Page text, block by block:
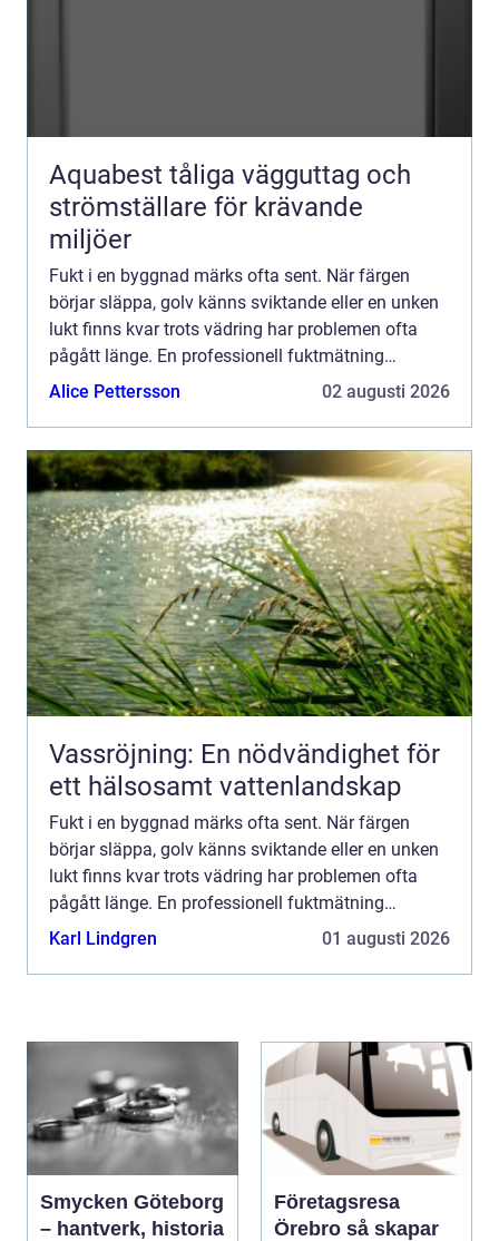
Aquabest tåliga vägguttag och
strömställare för krävande
miljöer
Fukt i en byggnad märks ofta sent. När färgen
börjar släppa, golv känns sviktande eller en unken
lukt finns kvar trots vädring har problemen ofta
pågått länge. En professionell fuktmätning
stockholm ger en tydlig bild av läget i huset innan
Alice Pettersson 02 augusti 2026
Vassröjning: En nödvändighet för
ett hälsosamt vattenlandskap
Fukt i en byggnad märks ofta sent. När färgen
börjar släppa, golv känns sviktande eller en unken
lukt finns kvar trots vädring har problemen ofta
pågått länge. En professionell fuktmätning
stockholm ger en tydlig bild av läget i huset innan
Karl Lindgren 01 augusti 2026
Smycken Göteborg
– hantverk, historia
Företagsresa
Örebro så skapar